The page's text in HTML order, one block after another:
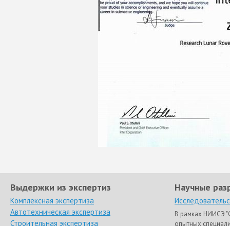
Выдержки из экспертиз
Комплексная экспертиза
Автотехническая экспертиза
Строительная экспертиза
Научные
В рамках НИИСЭ
опытных